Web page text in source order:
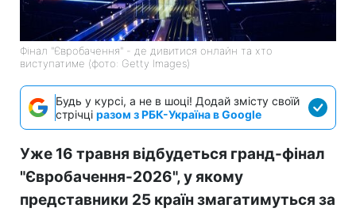
Фінал "Євробачення" - де дивитися онлайн та хто
виступатиме (фото: Getty Images)
Будь у курсі, а не в шоці! Додай змісту своїй
стрічці разом з РБК-Україна в Google
Уже 16 травня відбудеться гранд-фінал
"Євробачення-2026", у якому
представники 25 країн змагатимуться за